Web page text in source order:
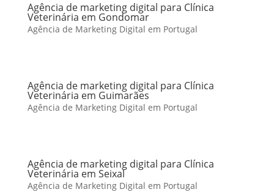
Agência de marketing digital para Clínica
Veterinária em Gondomar
Agência de Marketing Digital em Portugal
Agência de marketing digital para Clínica
Veterinária em Guimarães
Agência de Marketing Digital em Portugal
Agência de marketing digital para Clínica
Veterinária em Seixal
Agência de Marketing Digital em Portugal